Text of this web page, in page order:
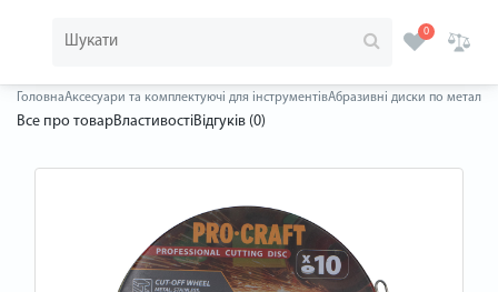
0
ГоловнаАксесуари та комплектуючі для інструментівАбразивні диски по металу
Все про товарВластивостіВідгуків (0)